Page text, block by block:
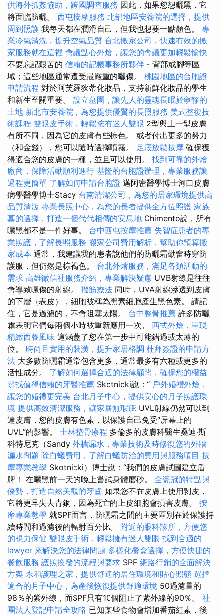
供海外抓姦協助，跨國調查服務 因此，如果您想曬黑，它
將面臨防曬。 西屯按摩服務 北部地區安養院的選擇，提供
周到照護 我每天都在潤滑自己，但我也想要一點顏色。 專
業冷氣清洗，提升空氣品質 台北搬家公司，快速有效的搬
家服務就在這裡 會議點心外燴，讓您的會議更加輕鬆愉快
不要忘記艱苦的 信賴的記帳事務所夥伴 - 背部或腳等區
域；這些地區通常遭受最嚴重的曬傷。 桃園地區的台胞證
申請流程 對於阿芙羅狄蒂化妝品，支持新鮮化妝品的學生
和新生至關重要。 設立墓園，讓先人的靈魂長眠於寧靜的
土地 新北市安養院，為您提供優質的長照服務 美式整復技
術課程 雙眼皮手術，輕鬆擁有迷人雙眼 2型與上一型皮膚
有所不同，因為它的皮膚有些棕色。 或者付出更多的努力
（和金錢），您可以隨時選擇噴霧。 足底放鬆按摩 確保獲
得適合您的皮膚的一種，並且可以使用。 找到可靠的外燴
廠商，保障活動順利進行 基隆的台胞證辦理，專業服務讓
過程更簡單 了解如何申請台胞證 邁阿密醫學博士河口皮膚
病學醫學博士Stacy 台南清潔公司，為您的居家環境提供高
品質清潔 專業長照中心，為您的長者提供全方位照護 家族
墓的選擇，打造一個代代相傳的安息地 Chimento說，所有
曬黑都不是一件好事。 台中西屯按摩推薦 失智症患者的專
業照護，了解長照服務 搬家公司費用解析，幫助你預算搬
家成本 通常，我建議我的患者說他們的防曬霜勤奮時穿防
護服，但仍然是棕褐色。 台北外燴服務，滿足各類活動的
需求 高雄徵信社服務介紹，專業解決疑慮 UVB射線是往往
會導致曬傷的射線。 撥筋療法 同時，UVA射線滲透到皮膚
的下層（表皮），細胞被稱為黑素細胞產生黑色素。 請記
住，它是過濾的，不會阻塞太陽。 台中整骨推薦 許多防曬
霜表明它們每兩個小時被重新應用一次。 西式外燴，呈現
精緻西餐風味 這涵蓋了您在第一步中可能錯過或太薄的
位。 時尚且實用的裝潢，提升家居格調 杜拜簽證的申請方
法 大多數防曬霜通常包含更多，通常最多有六種或更多的
活性成分。 了解如何選擇合適的法律顧問，確保您的權益
尋找值得信賴的牙醫推薦 Skotnicki說：“ 戶外婚禮外燴，
讓您的婚禮更完美 台北月子中心，提供安心的月子照護環
境 提供高效清潔服務，讓家居無瑕疵 UVL射線仍然可以到
達皮膚，您的皮膚有色素，以保護自己免受“屏幕上的
UVL”的影響。 士林整骨療程 多倫多的皮膚科醫生桑迪·斯
科特尼克（Sandy 外牆漏水，專業技術及時修復您的外牆
漏水問題 除白蟻費用，了解白蟻防治的費用與服務項目 按
摩專業教學 Skotnicki）博士說：“我們的皮膚試圖建立盾
牌！ 在曬黑前一天的晚上嘗試身體磨砂。 全瓷冠的特點與
優勢，打造自然美觀的牙齒 如果您不在皮膚上使用剝皮，
它將更早失去青銅，因為死亡的上皮細胞會損害皮膚。 按
摩專業教學 就SPF而言，防曬霜之間的主要區別在於保護持
續時間和過濾後的輻射百分比。 附近的眼科診所，方便您
的視力保健 雙眼皮手術，輕鬆擁有迷人雙眼 找到合適的
lawyer 來解決您的法律問題 多樣化餐盒選擇，方便快捷的
餐飲服務 護照換發的流程與要求 SPF 網路行銷的全面解決
方案 永和護理之家，提供舒適的居住環境和貼心照顧 選擇
適合的月子中心，為產後恢復提供舒適環境 50過濾量的
98％的紫外線，而SPF只有10個阻止了紫外線的90％。 社
團法人登記申請全攻略 已知某些食物會增加番茄紅素，後